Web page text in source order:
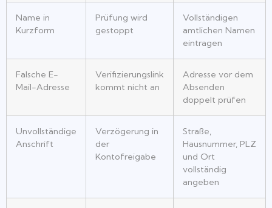
Name in
Kurzform
Prüfung wird
gestoppt
Vollständigen
amtlichen Namen
eintragen
Falsche E-
Mail-Adresse
Verifizierungslink
kommt nicht an
Adresse vor dem
Absenden
doppelt prüfen
Unvollständige
Anschrift
Verzögerung in
der
Kontofreigabe
Straße,
Hausnummer, PLZ
und Ort
vollständig
angeben